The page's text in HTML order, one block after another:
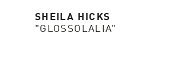
SHEILA HICKS
"GLOSSOLALIA"